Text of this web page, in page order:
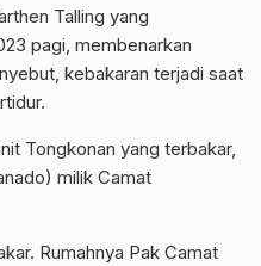
Talling yang
pagi, membenarkan
kebakaran terjadi saat
Tongkonan yang terbakar,
milik Camat
Rumahnya Pak Camat